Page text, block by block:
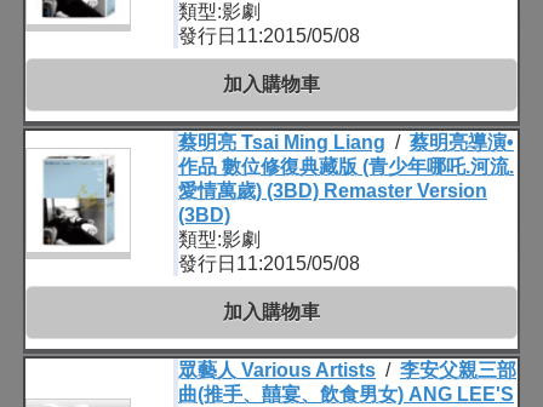
類型:影劇
發行日11:2015/05/08
加入購物車
蔡明亮 Tsai Ming Liang / 蔡明亮導演•
作品 數位修復典藏版 (青少年哪吒.河流.
愛情萬歲) (3BD) Remaster Version
(3BD)
類型:影劇
發行日11:2015/05/08
加入購物車
眾藝人 Various Artists / 李安父親三部
曲(推手、囍宴、飲食男女) ANG LEE'S